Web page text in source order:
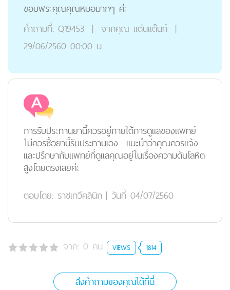
ขอบพระคุณคุณหมอมากๆ ค่ะ
คำถามที่: Q19453 | จากคุณ แต่นแต๊นท์ |
29/06/2560 00:00 น.
การรับประทานยานี้ควรอยู่ภายใต้การดูแลของแพทย์
ไม่ควรซื้อยานี้รับประทานเอง แนะนำว่าคุณควรแจ้ง
และปรึกษากับแพทย์ที่ดูแลคุณอยู่ในเรื่องความดันโลหิต
สูงโดยตรงเลยค่ะ
ตอบโดย: ราชเทวีคลินิก | วันที่ 04/07/2560
จาก: 0 คน VIEWS 1814
ส่งคำถามของคุณได้ที่นี่